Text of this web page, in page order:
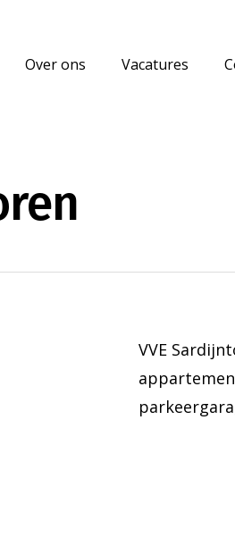
Over ons Vacatures
VVE